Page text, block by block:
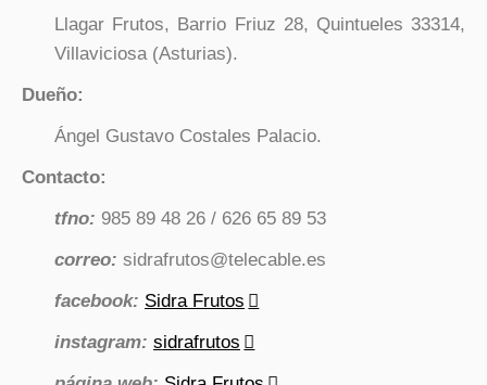
Llagar Frutos, Barrio Friuz 28, Quintueles 33314,
Villaviciosa (Asturias).
Dueño:
Ángel Gustavo Costales Palacio.
Contacto:
tfno: 985 89 48 26 / 626 65 89 53
correo: sidrafrutos@telecable.es
facebook: Sidra Frutos
instagram: sidrafrutos